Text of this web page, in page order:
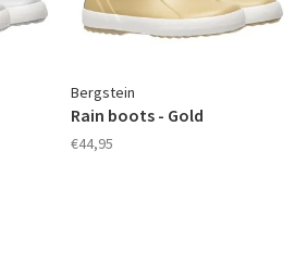
Bergstein
Rain boots - Gold
€44,95